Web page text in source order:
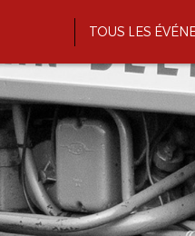
TOUS LES